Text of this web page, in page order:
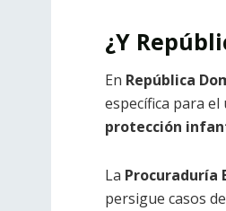
¿Y
En República
específica para
protección
La Procuraduría
persigue casos de